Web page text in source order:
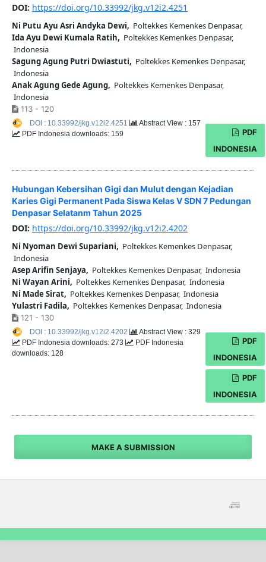
DOI: https://doi.org/10.33992/jkg.v12i2.4251
Ni Putu Ayu Asri Andyka Dewi, Poltekkes Kemenkes Denpasar,
Ida Ayu Dewi Kumala Ratih, Poltekkes Kemenkes Denpasar,
Indonesia
Sagung Agung Putri Dwiastuti, Poltekkes Kemenkes Denpasar,
Indonesia
Anak Agung Gede Agung, Poltekkes Kemenkes Denpasar,
Indonesia
113 - 120
PDF
INDONESIA
DOI : 10.33992/jkg.v12i2.4251
Abstract View : 157
PDF Indonesia downloads: 159
Hubungan Kebersihan Gigi dan Mulut dengan Kejadian
Karies Gigi Permanent Pada Siswa Kelas V SDN 7 Pedungan
Denpasar Selatanm Tahun 2025
DOI: https://doi.org/10.33992/jkg.v12i2.4202
Ni Nyoman Dewi Supariani, Poltekkes Kemenkes Denpasar,
Indonesia
Asep Arifin Senjaya, Poltekkes Kemenkes Denpasar, Indonesia
Ni Wayan Arini, Poltekkes Kemenkes Denpasar, Indonesia
Ni Made Sirat, Poltekkes Kemenkes Denpasar, Indonesia
Yulastri Fadila, Poltekkes Kemenkes Denpasar, Indonesia
121 - 130
PDF
INDONESIA
PDF
INDONESIA
DOI : 10.33992/jkg.v12i2.4202
Abstract View : 329
PDF Indonesia downloads: 273
PDF Indonesia
downloads: 128
MAKE A SUBMISSION